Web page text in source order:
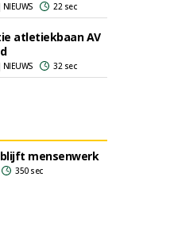
22 sec
atletiekbaan AV
32 sec
mensenwerk
350 sec